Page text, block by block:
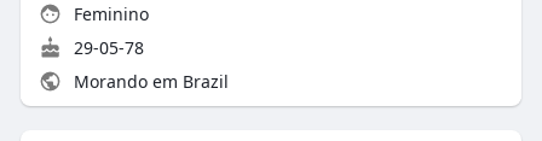
Feminino
29-05-78
Morando em Brazil